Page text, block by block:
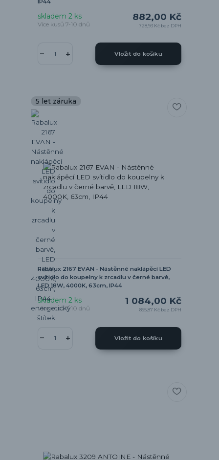
IP44
882,00 Kč
728,93 Kč bez DPH
skladem 2 ks
Více kusů 7-10 dnů
Vložit do košíku
5 let záruka
Rabalux 2167 EVAN - Nástěnné naklápěcí LED
svítidlo do koupelny k zrcadlu v černé barvě,
LED 18W, 4000K, 63cm, IP44
1 084,00 Kč
895,87 Kč bez DPH
skladem 2 ks
Více kusů 7-10 dnů
Vložit do košíku